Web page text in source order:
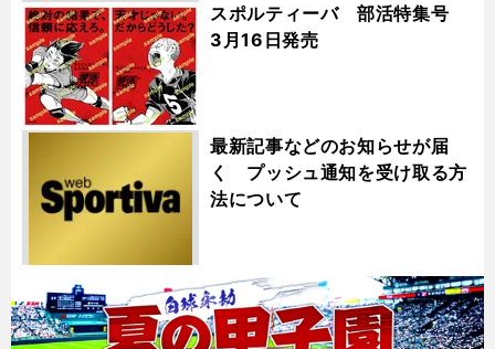
スポルティーバ 部活特集号
3月16日発売
最新記事などのお知らせが届
く プッシュ通知を受け取る方
法について